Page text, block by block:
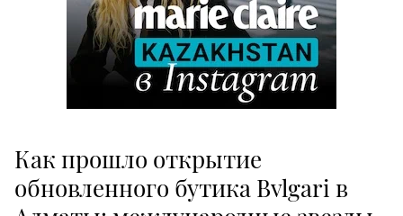
Как прошло открытие
обновленного бутика Bvlgari в